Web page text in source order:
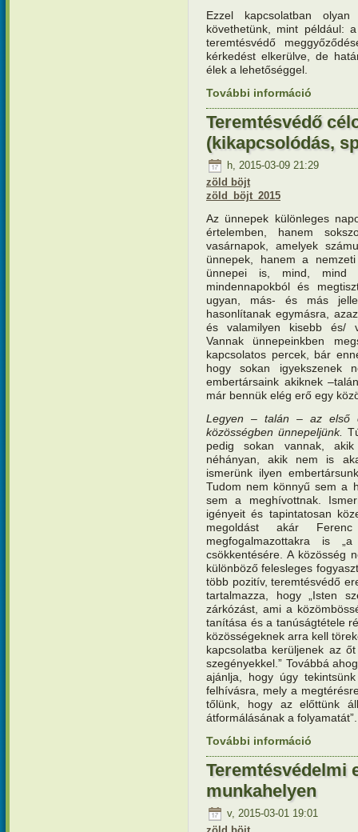
Ezzel kapcsolatban
követhetünk, mint például:
teremtésvédő
kérkedést elkerülve, de
élek a lehetőséggel.
További információ
Teremtésvédő
(kikapcsolódás,
h, 2015-03-09 21:29
zöld böjt
zöld_böjt_2015
Az ünnepek különleges
értelemben, hanem
vasárnapok, amelyek
ünnepek, hanem a
ünnepei is, mind, mind
mindennapokból és
ugyan, más- és más
hasonlítanak egymásra,
és valamilyen kisebb és/
Vannak ünnepeinkben
kapcsolatos percek, bár
hogy sokan igyekszenek
embertársaink akiknek
már bennük elég erő egy
Legyen – talán – az első
közösségben ünnepeljünk.
pedig sokan vannak,
néhányan, akik nem is
ismerünk ilyen
Tudom nem könnyű sem a
sem a meghívottnak.
igényeit és tapintatosan
megoldást akár
megfogalmazottakra is
csökkentésére. A közösség
különböző felesleges
több pozitív, teremtésvédő
tartalmazza, hogy „Isten
zárkózást, ami a
tanítása és a tanúságtétele
közösségeknek arra kell
kapcsolatba kerüljenek az
szegényekkel.” Továbbá
ajánlja, hogy úgy
felhívásra, mely a
tőlünk, hogy az előttünk
átformálásának a folyamatát”.
További információ
Teremtésvédelmi
munkahelyen
v, 2015-03-01 19:01